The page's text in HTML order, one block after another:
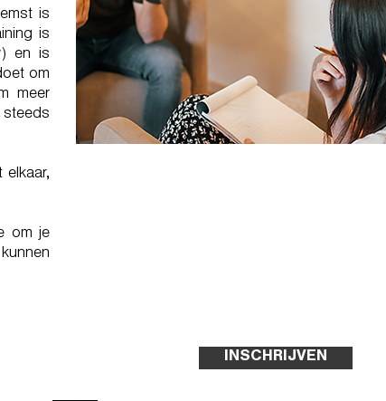
is
is
en is
om
meer
elkaar,
om je
INSCHRIJVEN